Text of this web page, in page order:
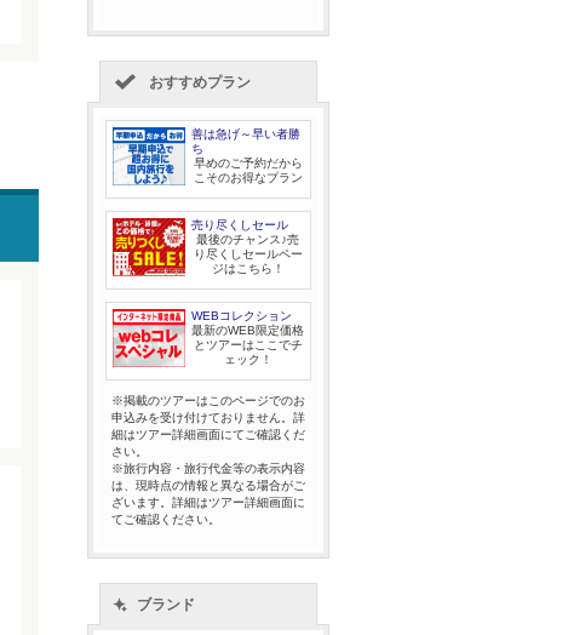
おすすめプラン
善は急げ～早い者勝
ち
早めのご予約だから
こそのお得なプラン
売り尽くしセール
最後のチャンス♪売
り尽くしセールペー
ジはこちら！
WEBコレクション
最新のWEB限定価格
とツアーはここでチ
ェック！
※掲載のツアーはこのページでのお
申込みを受け付けておりません。詳
細はツアー詳細画面にてご確認くだ
さい。
※旅行内容・旅行代金等の表示内容
は、現時点の情報と異なる場合がご
ざいます。詳細はツアー詳細画面に
てご確認ください。
ブランド